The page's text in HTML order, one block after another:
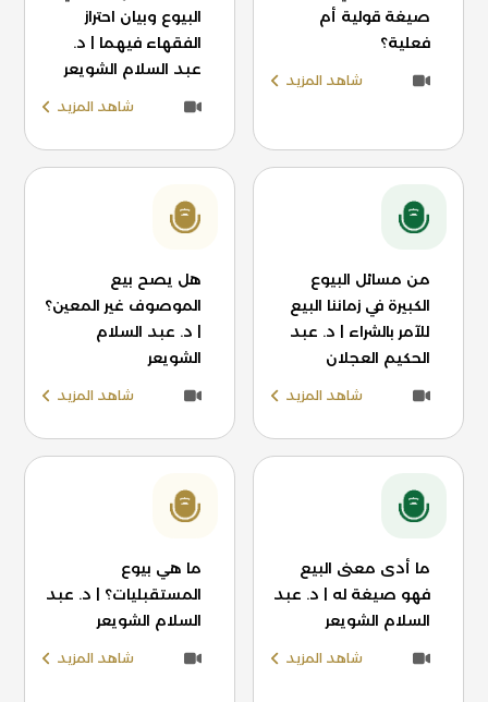
صيغة قولية أم
فعلية؟
شاهد المزيد
البيوع وبيان احتراز
الفقهاء فيهما | د.
عبد السلام الشويعر
شاهد المزيد
من مسائل البيوع
الكبيرة في زماننا البيع
للآمر بالشراء | د. عبد
الحكيم العجلان
شاهد المزيد
هل يصح بيع
الموصوف غير المعين؟
| د. عبد السلام
الشويعر
شاهد المزيد
ما أدى معنى البيع
فهو صيغة له | د. عبد
السلام الشويعر
شاهد المزيد
ما هي بيوع
المستقبليات؟ | د. عبد
السلام الشويعر
شاهد المزيد